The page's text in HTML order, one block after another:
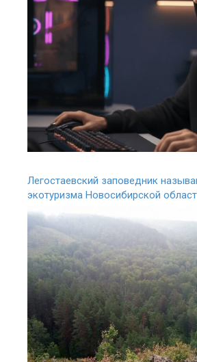
Легостаевский заповедник
экотуризма Новосибирской